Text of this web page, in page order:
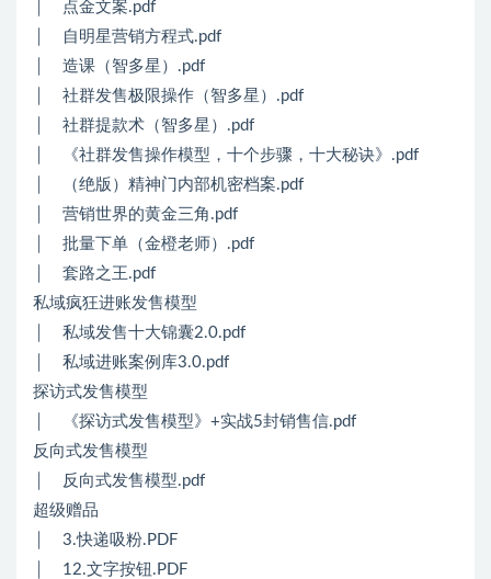
│ 点金文案.pdf
│ 自明星营销方程式.pdf
│ 造课（智多星）.pdf
│ 社群发售极限操作（智多星）.pdf
│ 社群提款术（智多星）.pdf
│ 《社群发售操作模型，十个步骤，十大秘诀》.pdf
│ （绝版）精神门内部机密档案.pdf
│ 营销世界的黄金三角.pdf
│ 批量下单（金橙老师）.pdf
│ 套路之王.pdf
私域疯狂进账发售模型
│ 私域发售十大锦囊2.0.pdf
│ 私域进账案例库3.0.pdf
探访式发售模型
│ 《探访式发售模型》+实战5封销售信.pdf
反向式发售模型
│ 反向式发售模型.pdf
超级赠品
│ 3.快递吸粉.PDF
│ 12.文字按钮.PDF